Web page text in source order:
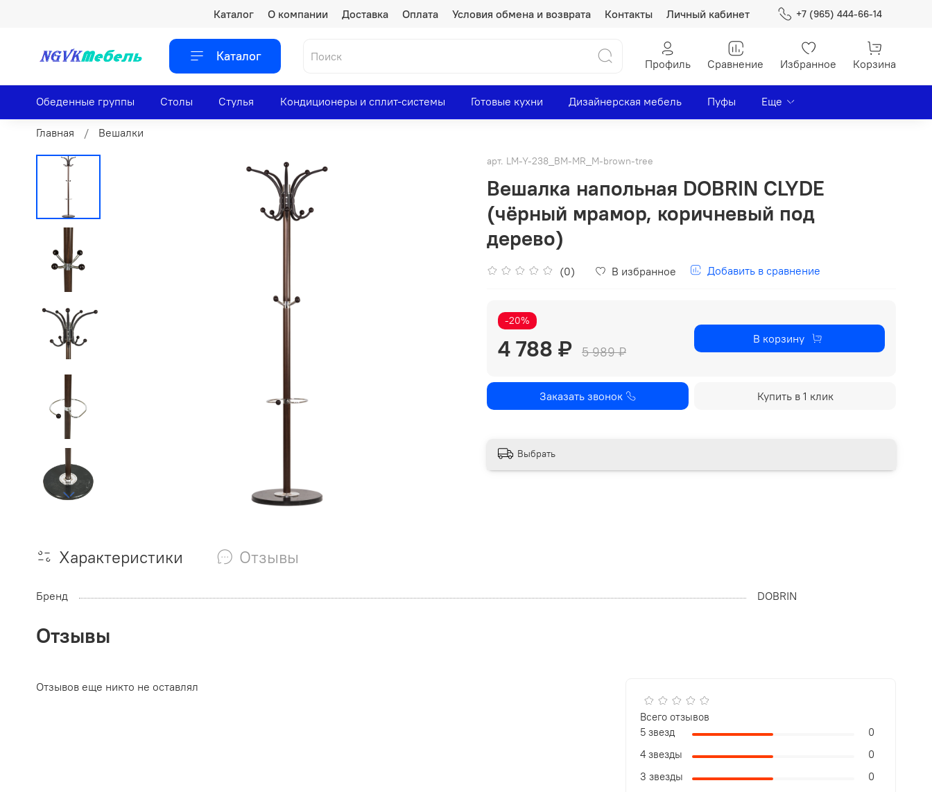
Каталог О компании Доставка Оплата Условия обмена и возврата Контакты Личный кабинет +7 (965) 444-66-14
Каталог Профиль Сравнение Избранное Корзина
Обеденные группы Столы Стулья Кондиционеры и сплит-системы Готовые кухни Дизайнерская мебель Пуфы Еще
Главная Вешалки
арт. LM-Y-238_BM-MR_M-brown-tree
Вешалка напольная DOBRIN CLYDE
(чёрный мрамор, коричневый под
дерево)
(0) В избранное Добавить в сравнение
-20%
4 788 ₽ 5 989 ₽
В корзину
Заказать звонок Купить в 1 клик
Выбрать
Характеристики Отзывы
Бренд DOBRIN
Отзывы
Отзывов еще никто не оставлял
Всего отзывов
5 звезд
0
4 звезды
0
3 звезды
0